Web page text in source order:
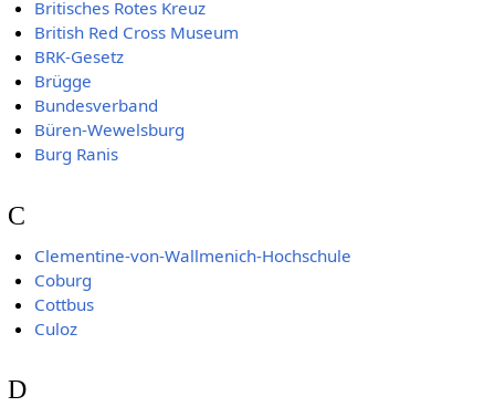
Britisches Rotes Kreuz
British Red Cross Museum
BRK-Gesetz
Brügge
Bundesverband
Büren-Wewelsburg
Burg Ranis
C
Clementine-von-Wallmenich-Hochschule
Coburg
Cottbus
Culoz
D